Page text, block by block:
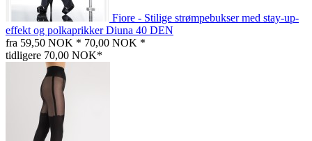
Fiore - Stilige strømpebukser med stay-up-
effekt og polkaprikker Diuna 40 DEN
fra 59,50 NOK * 70,00 NOK *
tidligere 70,00 NOK*